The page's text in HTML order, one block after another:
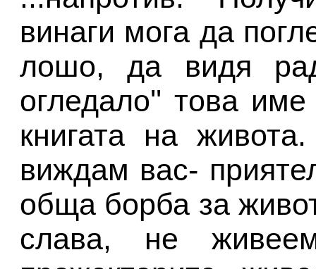
винаги мога да
лошо, да видя
огледало'' това име
книгата на
виждам вас-
обща борба за
слава, не